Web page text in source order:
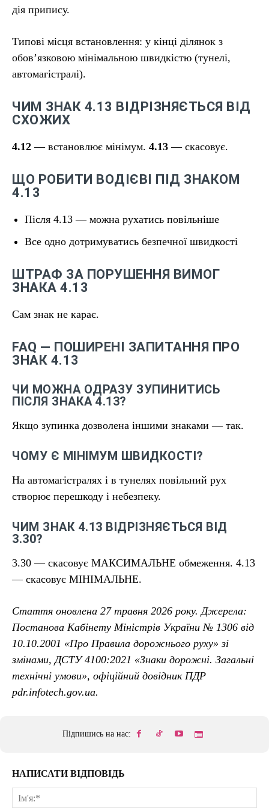
дія припису.
Типові місця встановлення: у кінці ділянок з
обов’язковою мінімальною швидкістю (тунелі,
автомагістралі).
ЧИМ ЗНАК 4.13 ВІДРІЗНЯЄТЬСЯ ВІД
СХОЖИХ
4.12 — встановлює мінімум. 4.13 — скасовує.
ЩО РОБИТИ ВОДІЄВІ ПІД ЗНАКОМ
4.13
Після 4.13 — можна рухатись повільніше
Все одно дотримуватись безпечної швидкості
ШТРАФ ЗА ПОРУШЕННЯ ВИМОГ
ЗНАКА 4.13
Сам знак не карає.
FAQ — ПОШИРЕНІ ЗАПИТАННЯ ПРО
ЗНАК 4.13
ЧИ МОЖНА ОДРАЗУ ЗУПИНИТИСЬ
ПІСЛЯ ЗНАКА 4.13?
Якщо зупинка дозволена іншими знаками — так.
ЧОМУ Є МІНІМУМ ШВИДКОСТІ?
На автомагістралях і в тунелях повільний рух
створює перешкоду і небезпеку.
ЧИМ ЗНАК 4.13 ВІДРІЗНЯЄТЬСЯ ВІД
3.30?
3.30 — скасовує МАКСИМАЛЬНЕ обмеження. 4.13
— скасовує МІНІМАЛЬНЕ.
Стаття оновлена 27 травня 2026 року. Джерела:
Постанова Кабінету Міністрів України № 1306 від
10.10.2001 «Про Правила дорожнього руху» зі
змінами, ДСТУ 4100:2021 «Знаки дорожні. Загальні
технічні умови», офіційний довідник ПДР
pdr.infotech.gov.ua.
Підпишись на нас:
НАПИСАТИ ВІДПОВІДЬ